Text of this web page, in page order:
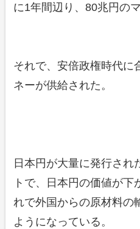
に1年間辺り、80兆円の
それで、安倍政権時代に
ネーが供給された。
日本円が大量に発行され
トで、日本円の価値が
れで外国からの原材料の
ようになっている。